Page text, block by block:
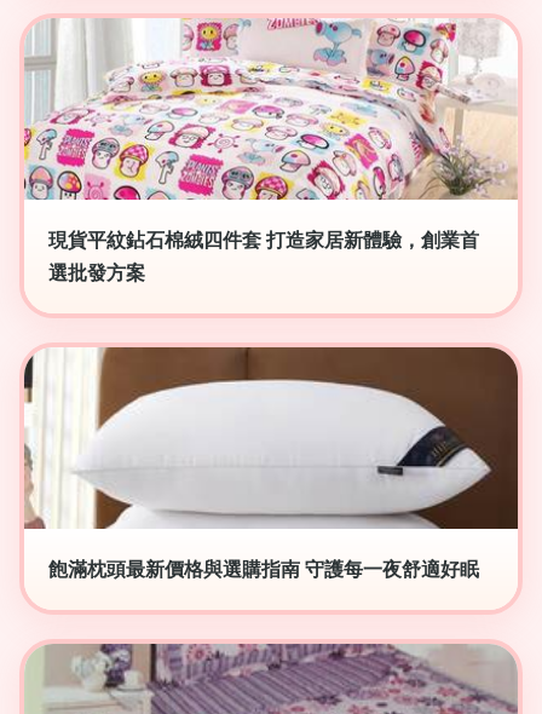
現貨平紋鉆石棉絨四件套 打造家居新體驗，創業首
選批發方案
飽滿枕頭最新價格與選購指南 守護每一夜舒適好眠